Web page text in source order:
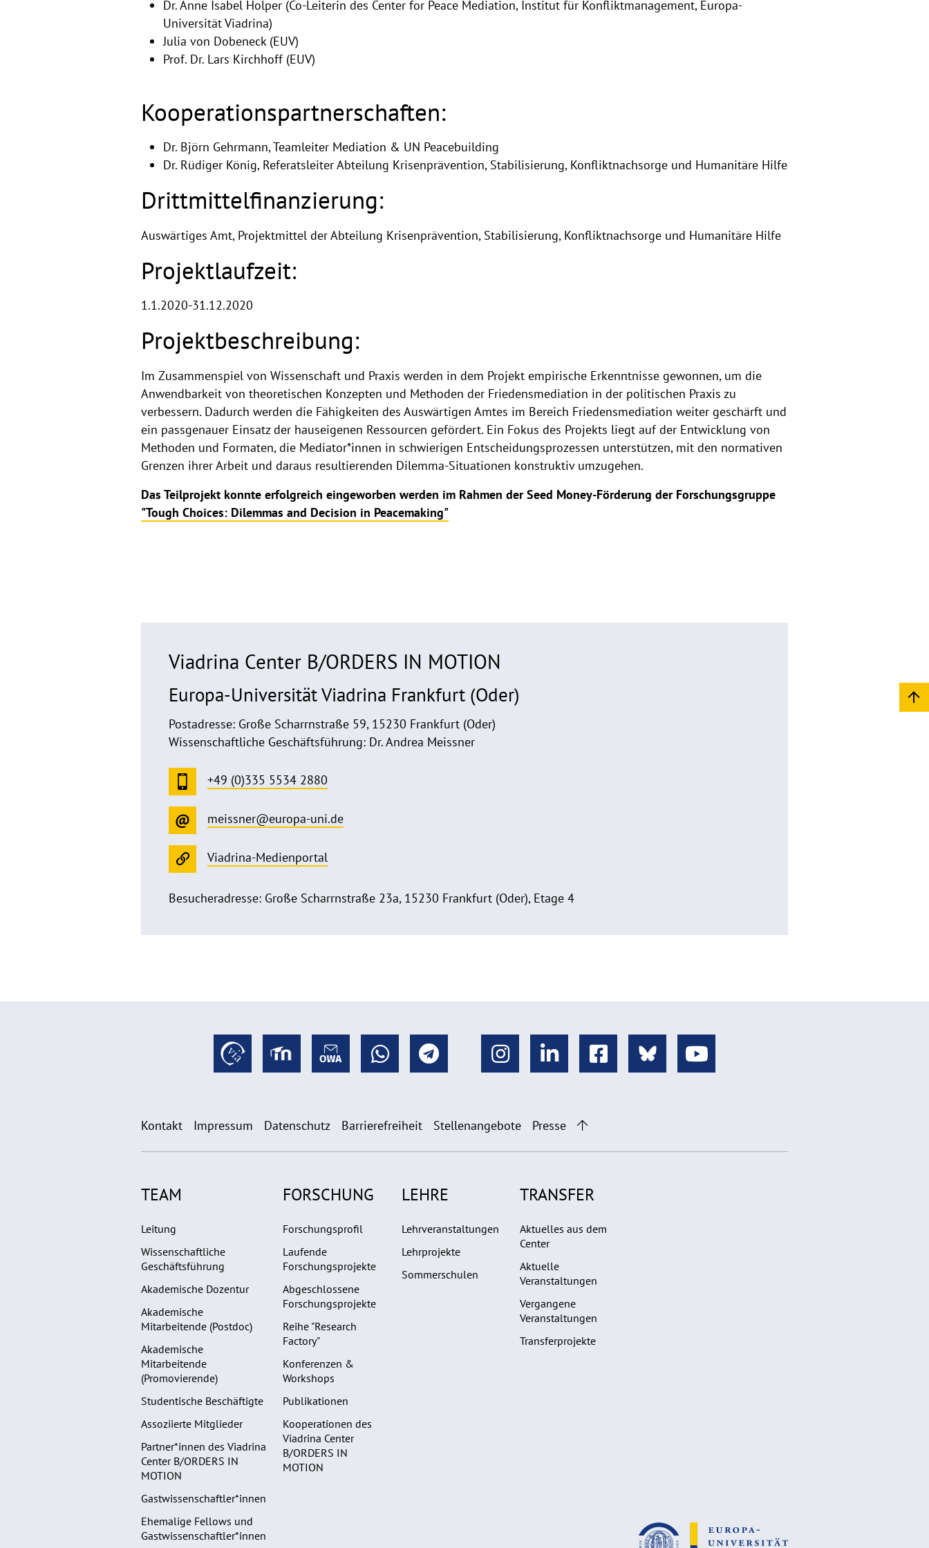
Dr. Anne Isabel Holper (Co-Leiterin des Center for Peace Mediation, Institut für Konfliktmanagement, Europa-
Universität Viadrina)
Julia von Dobeneck (EUV)
Prof. Dr. Lars Kirchhoff (EUV)
Kooperationspartnerschaften:
Dr. Björn Gehrmann, Teamleiter Mediation & UN Peacebuilding
Dr. Rüdiger König, Referatsleiter Abteilung Krisenprävention, Stabilisierung, Konfliktnachsorge und Humanitäre Hilfe
Drittmittelfinanzierung:
Auswärtiges Amt, Projektmittel der Abteilung Krisenprävention, Stabilisierung, Konfliktnachsorge und Humanitäre Hilfe
Projektlaufzeit:
1.1.2020-31.12.2020
Projektbeschreibung:
Im Zusammenspiel von Wissenschaft und Praxis werden in dem Projekt empirische Erkenntnisse gewonnen, um die
Anwendbarkeit von theoretischen Konzepten und Methoden der Friedensmediation in der politischen Praxis zu
verbessern. Dadurch werden die Fähigkeiten des Auswärtigen Amtes im Bereich Friedensmediation weiter geschärft und
ein passgenauer Einsatz der hauseigenen Ressourcen gefördert. Ein Fokus des Projekts liegt auf der Entwicklung von
Methoden und Formaten, die Mediator*innen in schwierigen Entscheidungsprozessen unterstützen, mit den normativen
Grenzen ihrer Arbeit und daraus resultierenden Dilemma-Situationen konstruktiv umzugehen.
Das Teilprojekt konnte erfolgreich eingeworben werden im Rahmen der Seed Money-Förderung der Forschungsgruppe
"Tough Choices: Dilemmas and Decision in Peacemaking"
Viadrina Center B/ORDERS IN MOTION
Europa-Universität Viadrina Frankfurt (Oder)
Postadresse: Große Scharrnstraße 59, 15230 Frankfurt (Oder)
Wissenschaftliche Geschäftsführung: Dr. Andrea Meissner
+49 (0)335 5534 2880
meissner@europa-uni.de
Viadrina-Medienportal
Besucheradresse: Große Scharrnstraße 23a, 15230 Frankfurt (Oder), Etage 4
Kontakt Impressum Datenschutz Barrierefreiheit Stellenangebote Presse
TEAM
Leitung
Wissenschaftliche
Geschäftsführung
Akademische Dozentur
Akademische
Mitarbeitende (Postdoc)
Akademische
Mitarbeitende
(Promovierende)
Studentische Beschäftigte
Assoziierte Mitglieder
Partner*innen des Viadrina
Center B/ORDERS IN
MOTION
Gastwissenschaftler*innen
Ehemalige Fellows und
Gastwissenschaftler*innen
FORSCHUNG
Forschungsprofil
Laufende
Forschungsprojekte
Abgeschlossene
Forschungsprojekte
Reihe "Research
Factory"
Konferenzen &
Workshops
Publikationen
Kooperationen des
Viadrina Center
B/ORDERS IN
MOTION
LEHRE
Lehrveranstaltungen
Lehrprojekte
Sommerschulen
TRANSFER
Aktuelles aus dem
Center
Aktuelle
Veranstaltungen
Vergangene
Veranstaltungen
Transferprojekte